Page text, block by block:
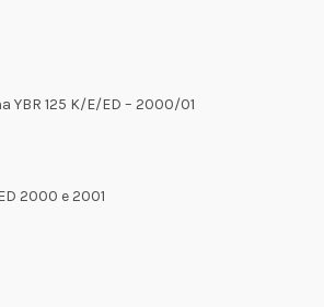
YBR 125 K/E/ED – 2000/01
2000 e 2001